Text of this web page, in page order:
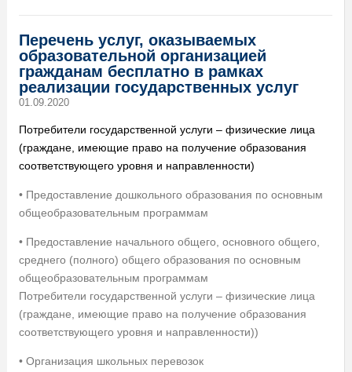
Перечень услуг, оказываемых
образовательной организацией
гражданам бесплатно в рамках
реализации государственных услуг
01.09.2020
Потребители государственной услуги – физические лица
(граждане, имеющие право на получение образования
соответствующего уровня и направленности)
• Предоставление дошкольного образования по основным
общеобразовательным программам
• Предоставление начального общего, основного общего,
среднего (полного) общего образования по основным
общеобразовательным программам
Потребители государственной услуги – физические лица
(граждане, имеющие право на получение образования
соответствующего уровня и направленности))
• Организация школьных перевозок